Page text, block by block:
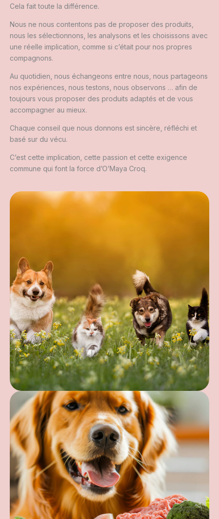
Cela fait toute la différence.
Nous ne nous contentons pas de proposer des produits,
nous les sélectionnons, les analysons et les choisissons avec
une réelle implication, comme si c’était pour nos propres
compagnons.
Au quotidien, nous échangeons entre nous, nous partageons
nos expériences, nous testons, nous observons … afin de
toujours vous proposer des produits adaptés et de vous
accompagner au mieux.
Chaque conseil que nous donnons est sincère, réfléchi et
basé sur du vécu.
C’est cette implication, cette passion et cette exigence
commune qui font la force d’O’Maya Croq.